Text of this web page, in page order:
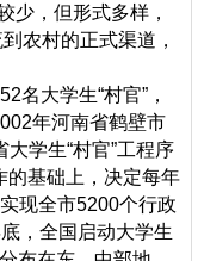
少，但形式多样，
农村的正式渠道，
大学生“村官”，
年河南省鹤壁市
学生“村官”工程序
的基础上，决定每年
现全市5200个行政
，全国启动大学生